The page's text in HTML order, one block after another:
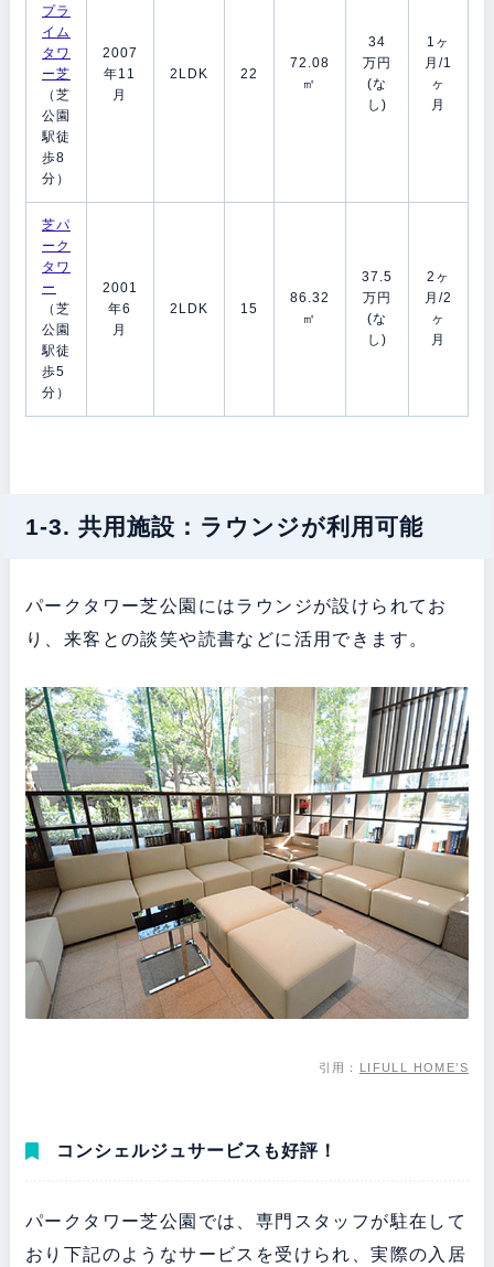
プラ
イム
タワ
ー芝
（芝
公園
駅徒
歩8
分）
2007
年11
月
2LDK 22
72.08
㎡
34
万円
(な
し)
1ヶ
月/1
ヶ
月
芝パ
ーク
タワ
ー
（芝
公園
駅徒
歩5
分）
2001
年6
月
2LDK 15
86.32
㎡
37.5
万円
(な
し)
2ヶ
月/2
ヶ
月
1-3. 共用施設：ラウンジが利用可能
パークタワー芝公園にはラウンジが設けられてお
り、来客との談笑や読書などに活用できます。
引用： LIFULL HOME’S
コンシェルジュサービスも好評！
パークタワー芝公園では、専門スタッフが駐在して
おり下記のようなサービスを受けられ、実際の入居